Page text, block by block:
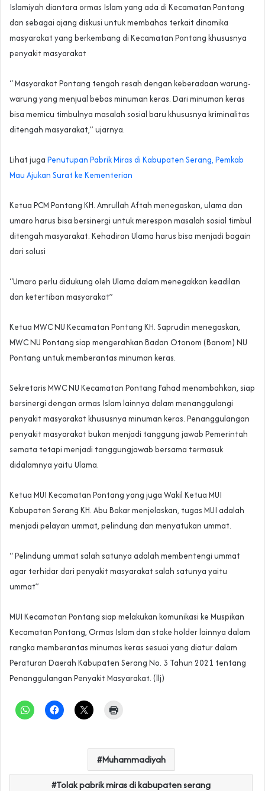
Islamiyah diantara ormas Islam yang ada di Kecamatan Pontang
dan sebagai ajang diskusi untuk membahas terkait dinamika
masyarakat yang berkembang di Kecamatan Pontang khususnya
penyakit masyarakat
“ Masyarakat Pontang tengah resah dengan keberadaan warung-
warung yang menjual bebas minuman keras. Dari minuman keras
bisa memicu timbulnya masalah sosial baru khususnya kriminalitas
ditengah masyarakat,” ujarnya.
Lihat juga Penutupan Pabrik Miras di Kabupaten Serang, Pemkab
Mau Ajukan Surat ke Kementerian
Ketua PCM Pontang KH. Amrullah Aftah menegaskan, ulama dan
umaro harus bisa bersinergi untuk merespon masalah sosial timbul
ditengah masyarakat. Kehadiran Ulama harus bisa menjadi bagain
dari solusi
“Umaro perlu didukung oleh Ulama dalam menegakkan keadilan
dan ketertiban masyarakat”
Ketua MWC NU Kecamatan Pontang KH. Saprudin menegaskan,
MWC NU Pontang siap mengerahkan Badan Otonom (Banom) NU
Pontang untuk memberantas minuman keras.
Sekretaris MWC NU Kecamatan Pontang Fahad menambahkan, siap
bersinergi dengan ormas Islam lainnya dalam menanggulangi
penyakit masyarakat khususnya minuman keras. Penanggulangan
penyakit masyarakat bukan menjadi tanggung jawab Pemerintah
semata tetapi menjadi tanggungjawab bersama termasuk
didalamnya yaitu Ulama.
Ketua MUI Kecamatan Pontang yang juga Wakil Ketua MUI
Kabupaten Serang KH. Abu Bakar menjelaskan, tugas MUI adalah
menjadi pelayan ummat, pelindung dan menyatukan ummat.
“ Pelindung ummat salah satunya adalah membentengi ummat
agar terhidar dari penyakit masyarakat salah satunya yaitu
ummat”
MUI Kecamatan Pontang siap melakukan komunikasi ke Muspikan
Kecamatan Pontang, Ormas Islam dan stake holder lainnya dalam
rangka memberantas minumas keras sesuai yang diatur dalam
Peraturan Daerah Kabupaten Serang No. 3 Tahun 2021 tentang
Penanggulangan Penyakit Masyarakat. (llj)
Muhammadiyah
Tolak pabrik miras di kabupaten serang